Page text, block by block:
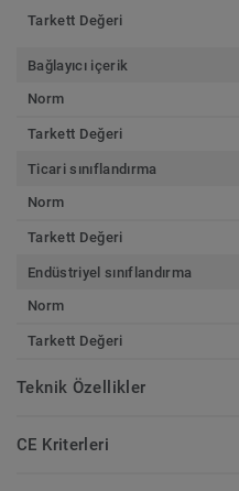
Tarkett Değeri
Bağlayıcı içerik
Norm
Tarkett Değeri
Ticari sınıflandırma
Norm
Tarkett Değeri
Endüstriyel sınıflandırma
Norm
Tarkett Değeri
Teknik Özellikler
CE Kriterleri